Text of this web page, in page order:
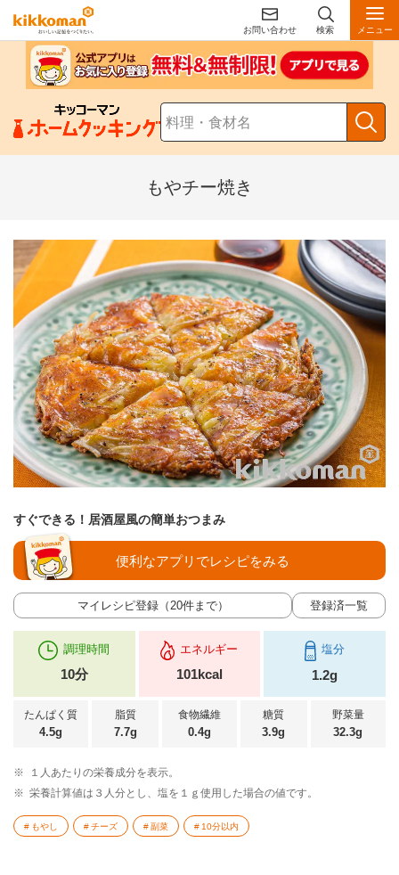
お問い合わせ 検索 メニュー
もやチー焼き
すぐできる！居酒屋風の簡単おつまみ
マイレシピ登録（20件まで） 登録済一覧
便利なアプリでレシピをみる
調理時間
10分
エネルギー
101kcal
塩分
1.2g
たんぱく質
4.5g
脂質
7.7g
食物繊維
0.4g
糖質
3.9g
野菜量
32.3g
※
１人あたりの栄養成分を表示。
※ 栄養計算値は３人分とし、塩を１ｇ使用した場合の値です。
もやし チーズ 副菜 10分以内